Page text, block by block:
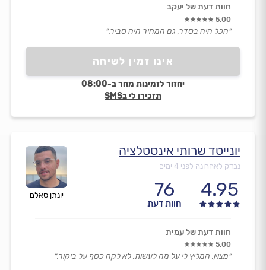
אינו זמין לשיחה
יחזור לזמינות מחר ב-08:00
תזכירו לי בSMS
חוות דעת של יעקב
5.00
״הכל היה בסדר, גם המחיר היה סביר.״
יונתן סאלם
יונייטד שרותי אינסטלציה
נבדק לאחרונה לפני 4 ימים
4.95
76
חוות דעת
חוות דעת של עמית
5.00
״מצוין, המליץ לי על מה לעשות, לא לקח כסף על ביקור.״